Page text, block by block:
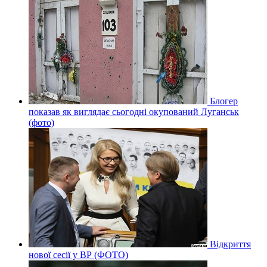
Блогер
показав як виглядає сьогодні окупований Луганськ
(фото)
Відкриття
нової сесії у ВР (ФОТО)